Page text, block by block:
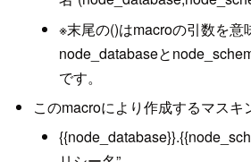
※末尾の()はmacroの引数を意
node_databaseと
です。
このmacroにより作成するマスキ